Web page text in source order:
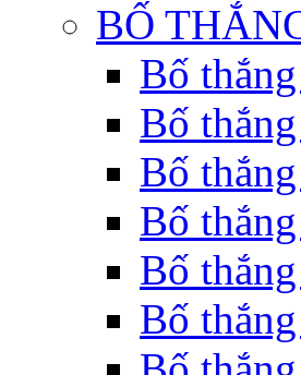
BỐ
Bố
Bố
Bố
Bố
Bố
Bố